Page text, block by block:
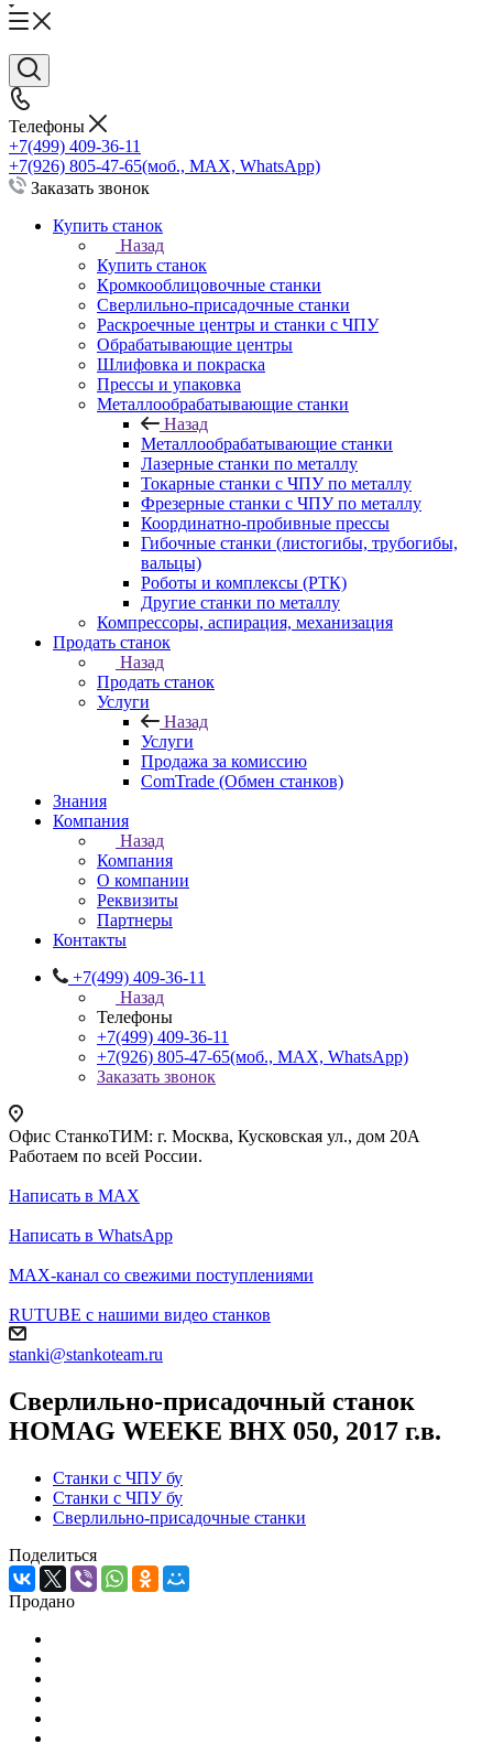
Телефоны
+7(499) 409-36-11
+7(926) 805-47-65(моб., MAX, WhatsApp)
Заказать звонок
Купить станок
Назад
Купить станок
Кромкооблицовочные станки
Сверлильно-присадочные станки
Раскроечные центры и станки с ЧПУ
Обрабатывающие центры
Шлифовка и покраска
Прессы и упаковка
Металлообрабатывающие станки
Назад
Металлообрабатывающие станки
Лазерные станки по металлу
Токарные станки с ЧПУ по металлу
Фрезерные станки с ЧПУ по металлу
Координатно-пробивные прессы
Гибочные станки (листогибы, трубогибы,
вальцы)
Роботы и комплексы (РТК)
Другие станки по металлу
Компрессоры, аспирация, механизация
Продать станок
Назад
Продать станок
Услуги
Назад
Услуги
Продажа за комиссию
ComTrade (Обмен станков)
Знания
Компания
Назад
Компания
О компании
Реквизиты
Партнеры
Контакты
+7(499) 409-36-11
Назад
Телефоны
+7(499) 409-36-11
+7(926) 805-47-65(моб., MAX, WhatsApp)
Заказать звонок
Офис СтанкоТИМ: г. Москва, Кусковская ул., дом 20А
Работаем по всей России.
Написать в MAX
Написать в WhatsApp
MAX-канал со свежими поступлениями
RUTUBE с нашими видео станков
stanki@stankoteam.ru
Сверлильно-присадочный станок
HOMAG WEEKE BHX 050, 2017 г.в.
Станки с ЧПУ бу
Станки с ЧПУ бу
Сверлильно-присадочные станки
Поделиться
Продано